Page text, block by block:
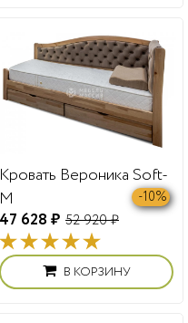
Кровать Вероника Soft-
М
47 628 ₽ 52 920 ₽
-10%
В КОРЗИНУ